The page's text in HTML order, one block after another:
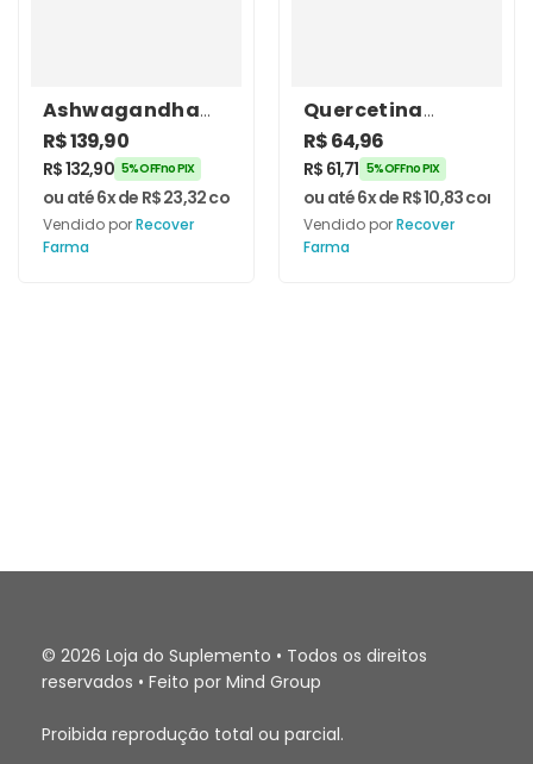
Ashwagandha
500mg 60
Cápsulas –
Recover Farma
R$139,90
R$132,90 5% OFF no PIX
ou até 6x de R$23,32com juros
Vendido porRecover
Farma
Quercetina
500mg 120
Cápsulas –
Recover Farma
R$64,96
R$ 61,71 5% OFF no PIX
ou até 6x de R$10,83com
Vendido porRecover
Farma
© 2026 Loja do Suplemento • Todos os direitos
reservados • Feito por Mind Group
Proibida reprodução total ou parcial.